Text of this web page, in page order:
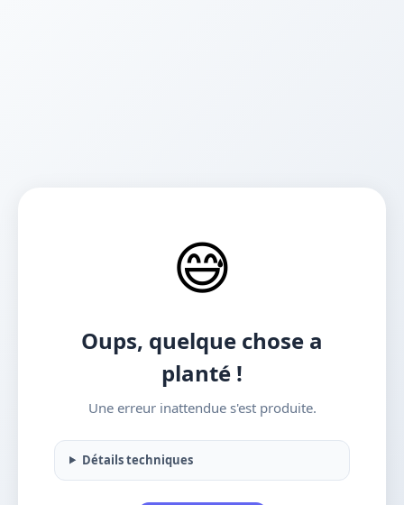
😅
Oups, quelque chose a
planté !
Une erreur inattendue s'est produite.
Détails techniques